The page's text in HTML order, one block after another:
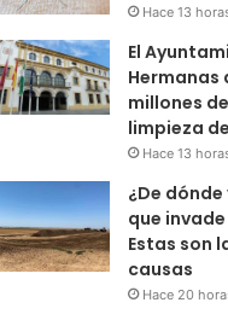
Hace 13
El
Hermanas
millones
limpieza
Hace 13
¿De
que
Estas son
causas
Hace 20